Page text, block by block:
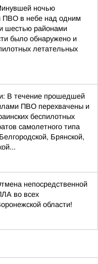
ночью
ПВО в небе над одним
и шестью районами
было обнаружено и
летательных
В течение прошедшей
ПВО перехвачены и
беспилотных
самолетного типа
Брянской,
непосредственной
во всех
области!